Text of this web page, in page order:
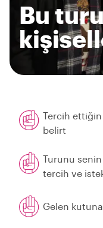
Bu
Tercih
belirt
Turunu
tercih ve
Gelen